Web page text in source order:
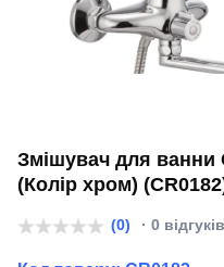
Змішувач для ванни
(Колір хром)
(0) · 0 відгуків